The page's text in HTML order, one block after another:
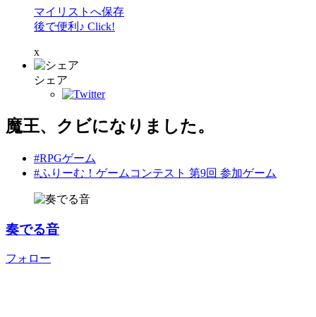
マイリストへ保存
後で便利♪ Click!
x
シェア
魔王、クビになりました。
#RPGゲーム
#ふりーむ！ゲームコンテスト 第9回 参加ゲーム
奏でる音
フォロー